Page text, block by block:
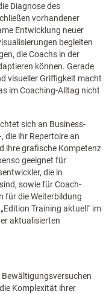
Diagnose des
vorhandener
Entwicklung neuer
begleiten
die Coachs in der
können. Gerade
visueller Griffigkeit macht
im Coaching-Alltag nicht
sich an Business-
die ihr Repertoire an
ihre grafische Kompetenz
geeignet für
die in
sowie für Coach-
für die Weiterbildung
Training aktuell" im
aktualisierten
Bewältigungsversuchen
Komplexität ihrer